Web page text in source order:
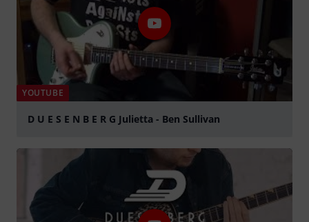
YOUTUBE
D U E S E N B E R G Julietta - Ben Sullivan